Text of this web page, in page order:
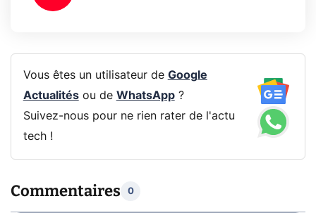
Vous êtes un utilisateur de Google
Actualitésou de WhatsApp?
Suivez-nous pour ne rien rater de l'actu
tech !
Commentaires 0